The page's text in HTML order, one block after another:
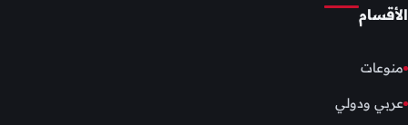
الأقسام
منوعات
عربي ودولي